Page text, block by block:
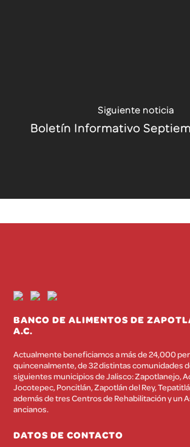
Siguiente noticia
Boletín Informativo
BANCO DE ALIMENTOS DE
A.C.
Actualmente beneficiamos a más de 24,000
quincenalmente, de 32 distintas comunidades
siguientes municipios de Jalisco: Zapotlanejo,
Jocotepec, Poncitlán, Zapotlán del Rey,
además de tres Centros de Rehabilitación y un
ancianos.
DATOS DE CONTACTO